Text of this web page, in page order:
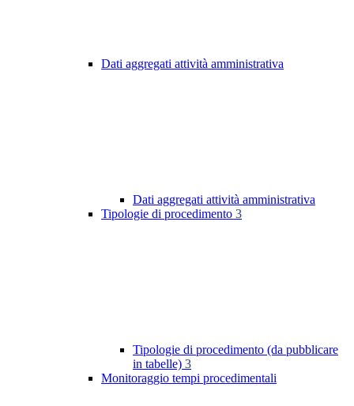
Dati aggregati attività amministrativa
Dati aggregati attività amministrativa
Tipologie di procedimento 3
Tipologie di procedimento (da pubblicare
in tabelle) 3
Monitoraggio tempi procedimentali